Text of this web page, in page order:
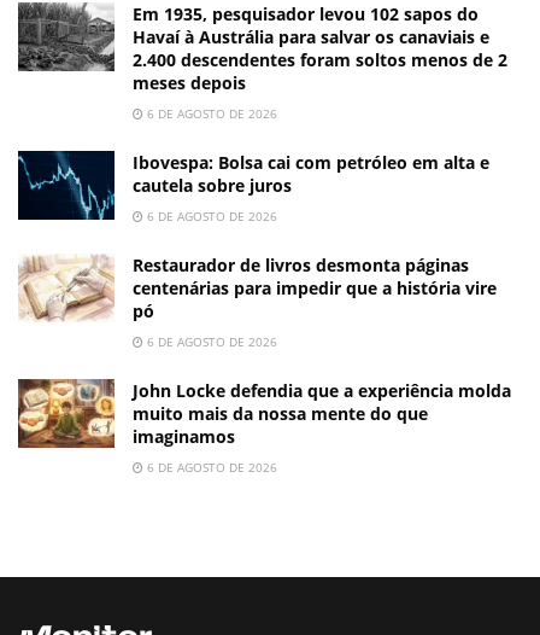
Em 1935, pesquisador levou 102 sapos do
Havaí à Austrália para salvar os canaviais e
2.400 descendentes foram soltos menos de 2
meses depois
6 DE AGOSTO DE 2026
Ibovespa: Bolsa cai com petróleo em alta e
cautela sobre juros
6 DE AGOSTO DE 2026
Restaurador de livros desmonta páginas
centenárias para impedir que a história vire
pó
6 DE AGOSTO DE 2026
John Locke defendia que a experiência molda
muito mais da nossa mente do que
imaginamos
6 DE AGOSTO DE 2026